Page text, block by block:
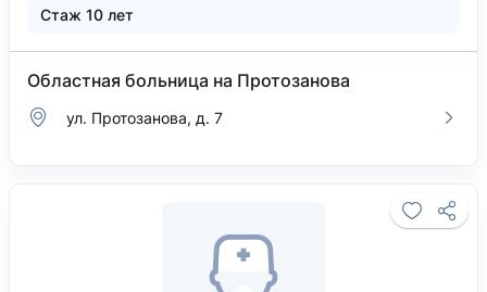
Стаж 10 лет
Областная больница на Протозанова
ул. Протозанова, д. 7